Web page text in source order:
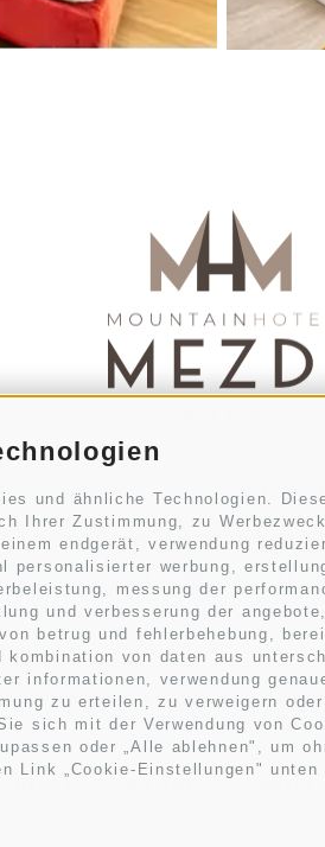
und ähnliche Technologien.
Ihrer Zustimmung, zu
endgerät, verwendung
personalisierter werbung,
messung der
und verbesserung der
betrug und fehlerbehebung,
von daten aus
informationen, verwendung
zu erteilen, zu verweigern
sich mit der Verwendung von
oder „Alle ablehnen", um
Link „Cookie-Einstellungen"
Pecëi 20 . I-39033 Kolfuschg
+39 0471 836
von dem Du schon immer
Herzen von Alta Badia und den